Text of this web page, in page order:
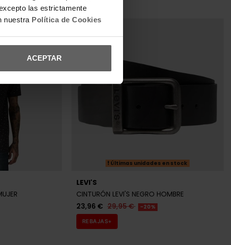
las estrictamente
nuestra Política de Cookies
ACEPTAR
Últimas unidades en stock
LEVI'S
CINTURÓN LEVI'S NEGRO HOMBRE
23,96 € 29,95 € -20%
REBAJAS+